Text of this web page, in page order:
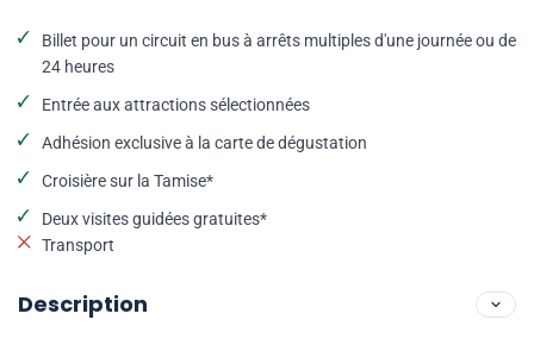
Billet pour un circuit en bus à arrêts multiples d'une journée ou de
24 heures
Entrée aux attractions sélectionnées
Adhésion exclusive à la carte de dégustation
Croisière sur la Tamise*
Deux visites guidées gratuites*
Transport
Description